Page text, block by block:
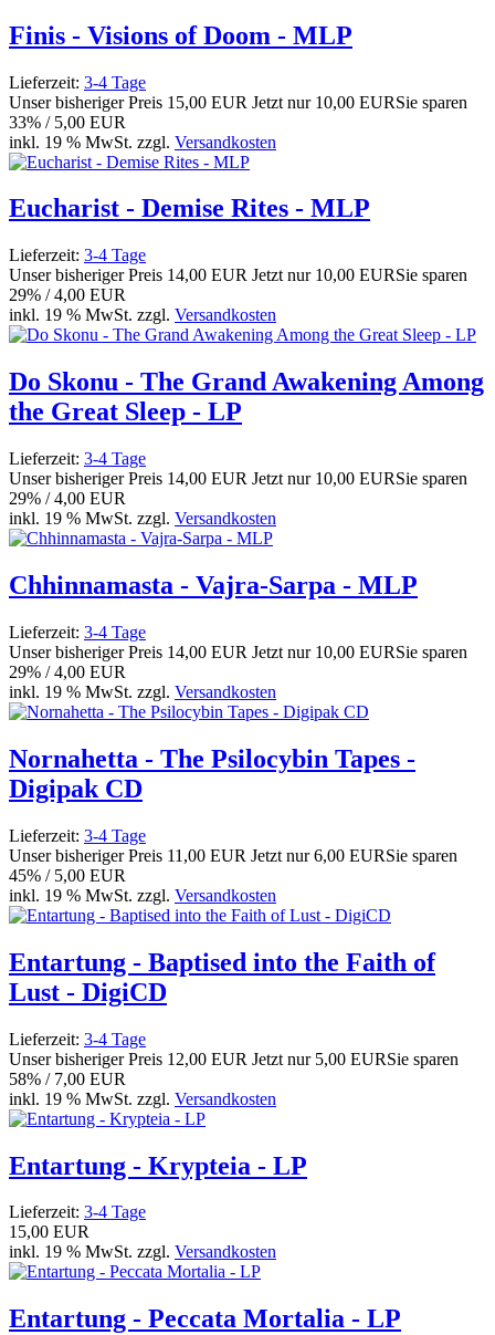
Finis - Visions of Doom - MLP
Lieferzeit: 3-4 Tage
Unser bisheriger Preis 15,00 EUR Jetzt nur 10,00 EURSie sparen
33% / 5,00 EUR
inkl. 19 % MwSt. zzgl. Versandkosten
Eucharist - Demise Rites - MLP
Lieferzeit: 3-4 Tage
Unser bisheriger Preis 14,00 EUR Jetzt nur 10,00 EURSie sparen
29% / 4,00 EUR
inkl. 19 % MwSt. zzgl. Versandkosten
Do Skonu - The Grand Awakening Among
the Great Sleep - LP
Lieferzeit: 3-4 Tage
Unser bisheriger Preis 14,00 EUR Jetzt nur 10,00 EURSie sparen
29% / 4,00 EUR
inkl. 19 % MwSt. zzgl. Versandkosten
Chhinnamasta - Vajra-Sarpa - MLP
Lieferzeit: 3-4 Tage
Unser bisheriger Preis 14,00 EUR Jetzt nur 10,00 EURSie sparen
29% / 4,00 EUR
inkl. 19 % MwSt. zzgl. Versandkosten
Nornahetta - The Psilocybin Tapes -
Digipak CD
Lieferzeit: 3-4 Tage
Unser bisheriger Preis 11,00 EUR Jetzt nur6,00 EURSie sparen
45% / 5,00 EUR
inkl. 19 % MwSt. zzgl. Versandkosten
Entartung - Baptised into the Faith of
Lust - DigiCD
Lieferzeit: 3-4 Tage
Unser bisheriger Preis 12,00 EUR Jetzt nur 5,00 EURSie sparen
58% / 7,00 EUR
inkl. 19 % MwSt. zzgl. Versandkosten
Entartung - Krypteia - LP
Lieferzeit: 3-4 Tage
15,00 EUR
inkl. 19 % MwSt. zzgl. Versandkosten
Entartung - Peccata Mortalia - LP